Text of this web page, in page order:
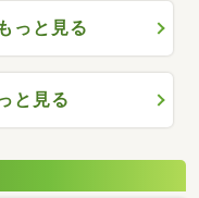
っと見る
と見る